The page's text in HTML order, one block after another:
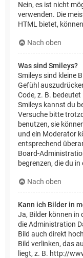
Nein, es ist nicht
verwenden. Die
HTML bietet,
Nach oben
Was sind Smileys?
Smileys sind kleine
Gefühl
Code, z. B.
Smileys kannst du
Versuche bitte
benutzen, sie
und ein Moderator
entsprechend
Board-
begrenzen, die du
Nach oben
Kann ich Bilder in
Ja, Bilder können in
die Administration
Bild auch direkt
Bild verlinken, das
liegt, z. B. http://